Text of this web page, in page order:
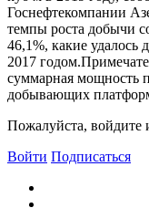
Госнефтекомпании
темпы роста добычи
46,1%, какие удалось
2017
суммарная мощность
добывающих
Пожалуйста, войдите
Войти Подписаться